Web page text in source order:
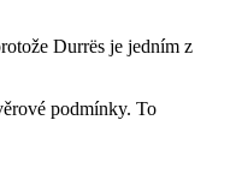
Durrës je jedním z
podmínky. To